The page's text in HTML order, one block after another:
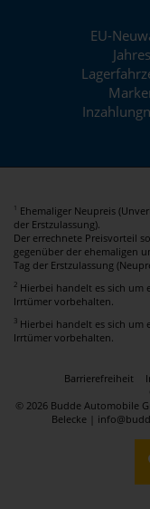
EU-
1
Ehemaliger Neupreis
der Erstzulassung).
Der errechnete Preisvorteil
gegenüber der ehemaligen
Tag der Erstzulassung
2 Hierbei handelt es sich um
Irrtümer vorbehalten.
3 Hierbei handelt es sich um
Irrtümer vorbehalten.
Barrierefreiheit
© 2026 Budde Automobile
Belecke |